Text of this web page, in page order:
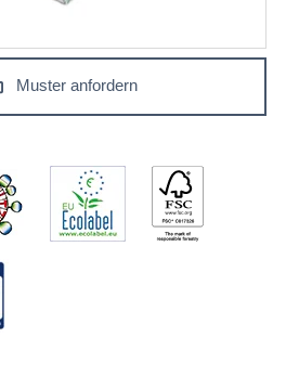
Muster anfordern